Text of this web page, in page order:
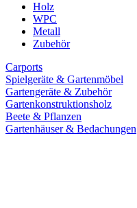
Holz
WPC
Metall
Zubehör
Carports
Spielgeräte & Gartenmöbel
Gartengeräte & Zubehör
Gartenkonstruktionsholz
Beete & Pflanzen
Gartenhäuser & Bedachungen